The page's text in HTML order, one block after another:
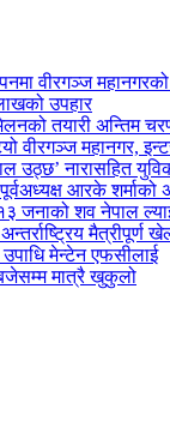
वीरगञ्ज
उपहार
तयारी अन्तिम
वीरगञ्ज महानगर,
उठ्छ’ नारासहित
आरके
जनाको शव नेपाल
मैत्रीपूर्ण
मेन्टेन एफसीलाई
बजेसम्म मात्रै खुकुलो